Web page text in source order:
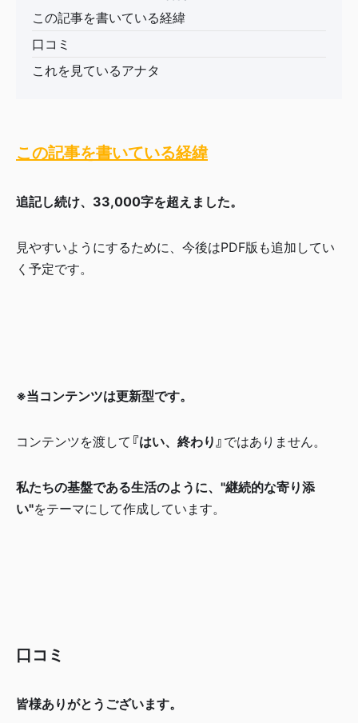
この記事を書いている経緯
口コミ
これを見ているアナタ
この記事を書いている経緯
追記し続け、33,000字を超えました。
見やすいようにするために、今後はPDF版も追加してい
く予定です。
※当コンテンツは更新型です。
コンテンツを渡して 『はい、終わり』 ではありません。
私たちの基盤である生活のように、"継続的な寄り添
い"をテーマにして作成しています。
口コミ
皆様ありがとうございます。